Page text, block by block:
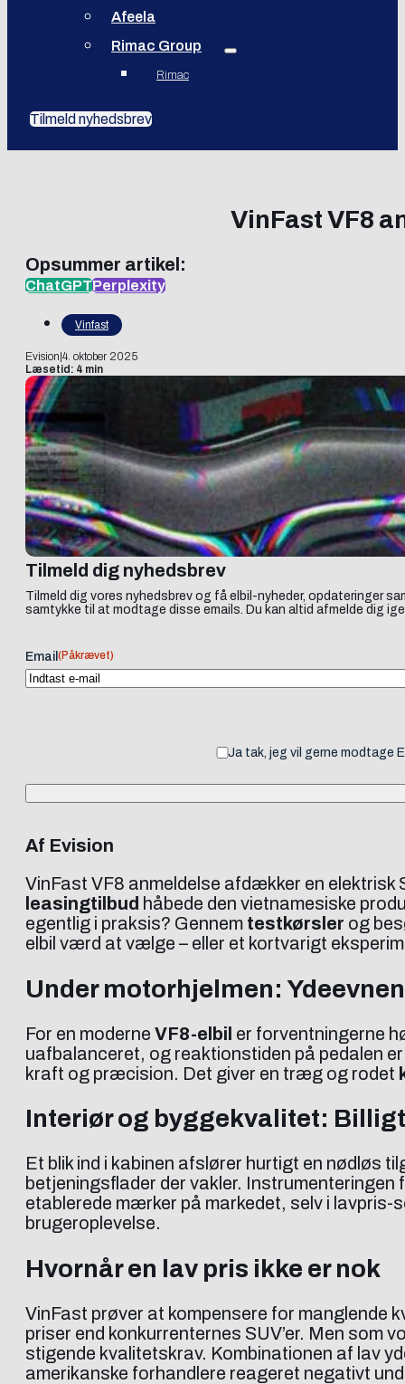
Afeela
Rimac Group
Rimac
Tilmeld nyhedsbrev
VinFast VF8
Opsummer artikel:
ChatGPTPerplexity
Vinfast
Evision 4. oktober 2025
Læsetid: 4 min
Tilmeld dig nyhedsbrev
Tilmeld dig vores nyhedsbrev og få elbil-nyheder, opdateringer
samtykke til at modtage disse emails. Du kan altid afmelde dig
Email (Påkrævet)
Ja tak, jeg vil gerne modtage
Af Evision
VinFast VF8 anmeldelse afdækker en
leasingtilbud håbede den vietnamesiske
egentlig i praksis? Gennem testkørsler og
elbil værd at vælge – eller et kortvarigt
Under motorhjelmen:
For en moderne VF8-elbil er forventningerne
uafbalanceret, og reaktionstiden på pedalen
kraft og præcision. Det giver en træg og rodet
Interiør og byggekvalitet:
Et blik ind i kabinen afslører hurtigt en nødløs
betjeningsflader der vakler.
etablerede mærker på markedet, selv i
brugeroplevelse.
Hvornår en lav pris ikke er nok
VinFast prøver at kompensere for manglende
priser end konkurrenternes SUV’er. Men som
stigende kvalitetskrav. Kombinationen af lav
amerikanske forhandlere reageret negativt